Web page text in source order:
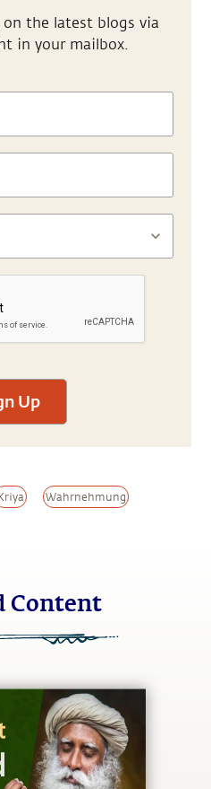
the latest blogs via
in your mailbox.
Up
Wahrnehmung
Content